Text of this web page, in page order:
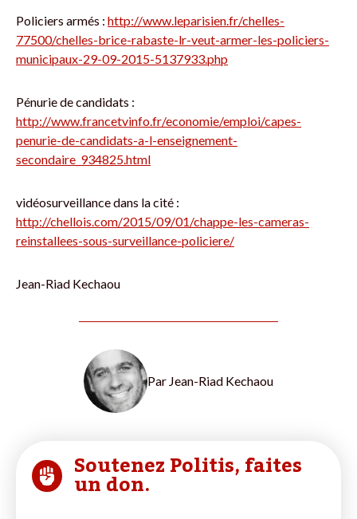
Policiers armés : http://www.leparisien.fr/chelles-
77500/chelles-brice-rabaste-lr-veut-armer-les-policiers-
municipaux-29-09-2015-5137933.php
Pénurie de candidats :
http://www.francetvinfo.fr/economie/emploi/capes-
penurie-de-candidats-a-l-enseignement-
secondaire_934825.html
vidéosurveillance dans la cité :
http://chellois.com/2015/09/01/chappe-les-cameras-
reinstallees-sous-surveillance-policiere/
Jean-Riad Kechaou
Par Jean-Riad Kechaou
Soutenez Politis, faites
un don.